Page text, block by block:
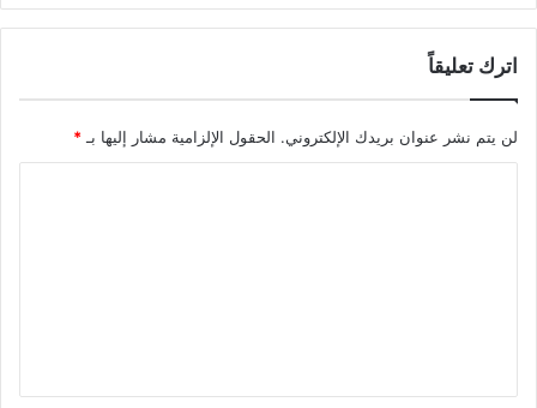
اترك تعليقاً
لن يتم نشر عنوان بريدك الإلكتروني. الحقول الإلزامية مشار إليها بـ*
ق